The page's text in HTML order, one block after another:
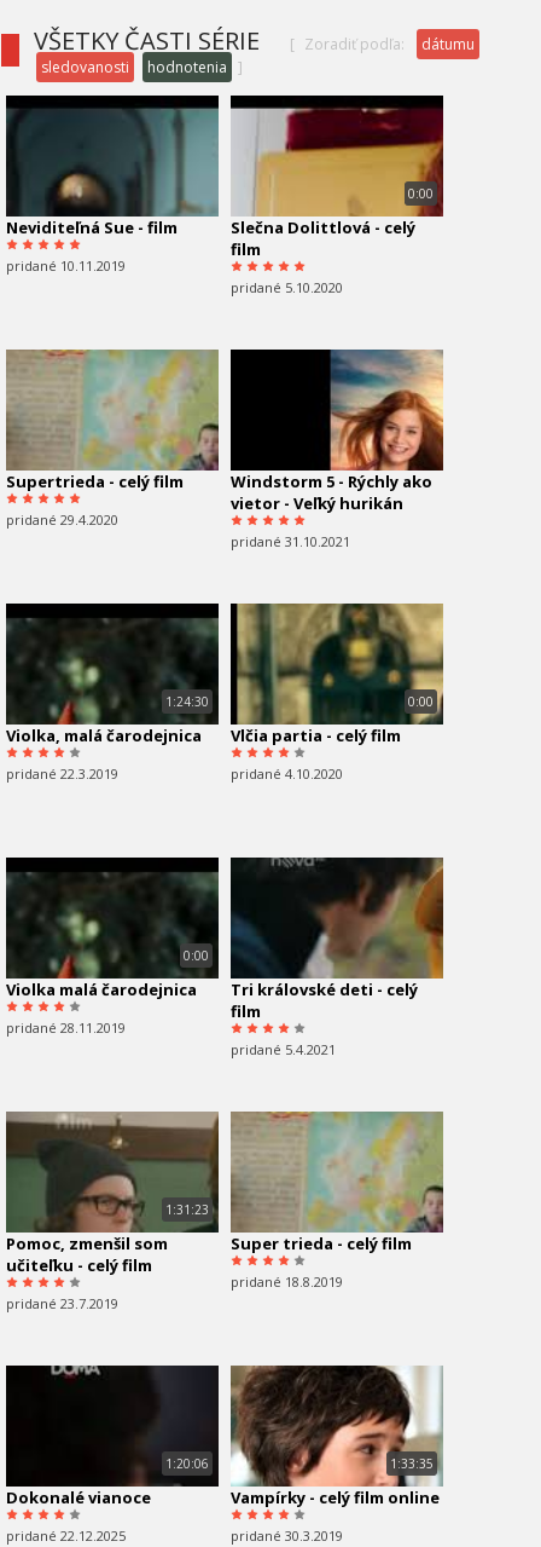
VŠETKY ČASTI SÉRIE [ Zoradiť podľa:
dátumu
sledovanosti
hodnotenia ]
Neviditeľná Sue - film
pridané 10.11.2019
0:00
Slečna Dolittlová - celý
film
pridané 5.10.2020
Supertrieda - celý film
pridané 29.4.2020
Windstorm 5 - Rýchly ako
vietor - Veľký hurikán
pridané 31.10.2021
1:24:30
Violka, malá čarodejnica
pridané 22.3.2019
0:00
Vlčia partia - celý film
pridané 4.10.2020
0:00
Violka malá čarodejnica
pridané 28.11.2019
Tri královské deti - celý
film
pridané 5.4.2021
1:31:23
Pomoc, zmenšil som
učiteľku - celý film
pridané 23.7.2019
Super trieda - celý film
pridané 18.8.2019
1:20:06
Dokonalé vianoce
pridané 22.12.2025
1:33:35
Vampírky - celý film online
pridané 30.3.2019